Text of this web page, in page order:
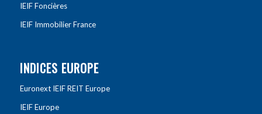
IEIF Foncières
IEIF Immobilier France
INDICES EUROPE
Euronext IEIF REIT Europe
IEIF Europe